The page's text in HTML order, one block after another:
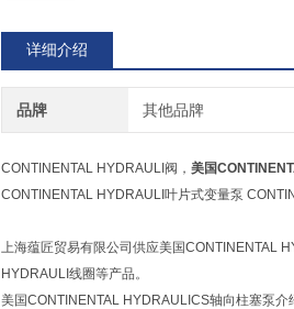
详细介绍
品牌 其他品牌
CONTINENTAL HYDRAULI阀， 美国
CONTINENTAL HYDRAULI叶片式变量泵
上海蕴匠贸易有限公司供应美国CONTINENTAL
HYDRAULI线圈等产品。
美国CONTINENTAL HYDRAULICS轴向柱塞泵介